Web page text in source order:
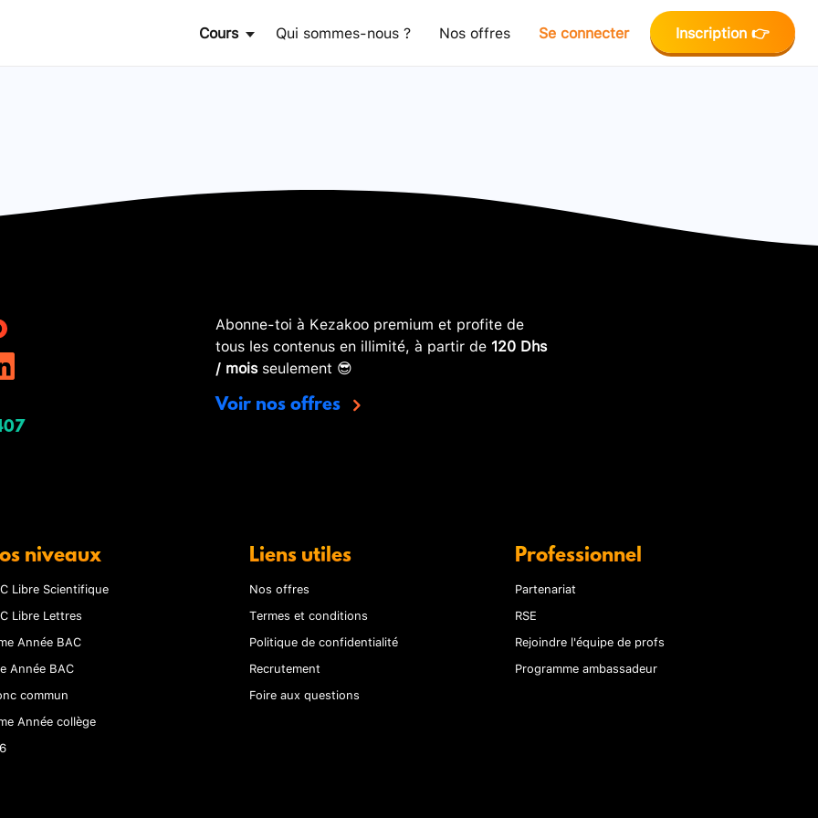
Cours Qui sommes-nous ? Nos offres Se connecter Inscription 👉
Abonne-toi à Kezakoo premium et profite de
tous les contenus en illimité, à partir de 120 Dhs
/ moisseulement 😎
Voir nos offres
niveaux
Libre Scientifique
Libre Lettres
Année BAC
Année BAC
commun
Année collège
Liens utiles
Nos offres
Termes et conditions
Politique de confidentialité
Recrutement
Foire aux questions
Professionnel
Partenariat
RSE
Rejoindre l'équipe de profs
Programme ambassadeur